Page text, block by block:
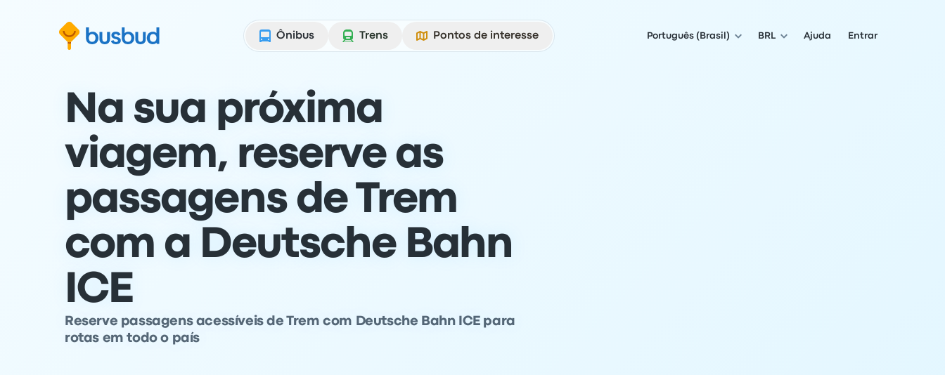
Ônibus
Trens Pontos de interesse Português (Brasil) BRL Ajuda Entrar
Na sua próxima
viagem, reserve as
passagens de Trem
com a Deutsche Bahn
ICE
Reserve passagens acessíveis de Trem com Deutsche Bahn ICE para
rotas em todo o país